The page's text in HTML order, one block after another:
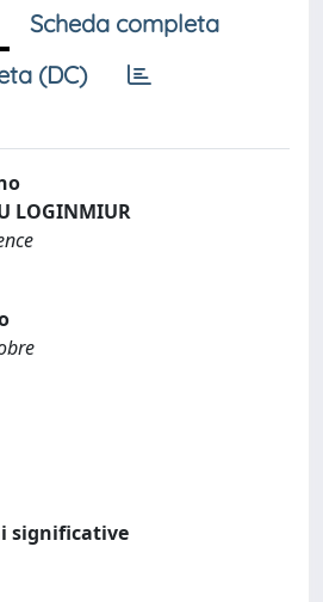
Scheda completa
(DC)
LOGINMIUR
significative